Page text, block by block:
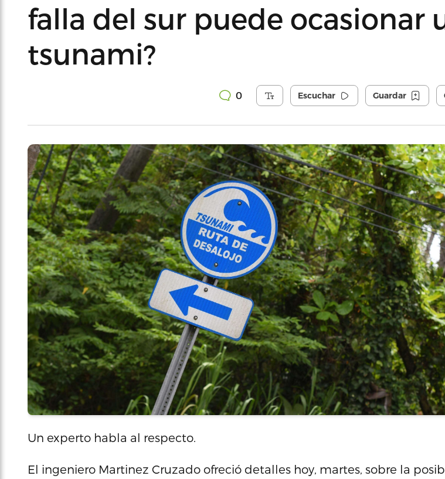
falla del sur puede ocasionar
tsunami?
0 Escuchar Guardar
Un experto habla al respecto.
El ingeniero Martinez Cruzado ofreció detalles hoy, martes, sobre la